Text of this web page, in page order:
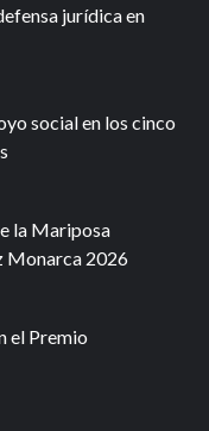
jurídica en
social en los cinco
la Mariposa
Monarca 2026
el Premio